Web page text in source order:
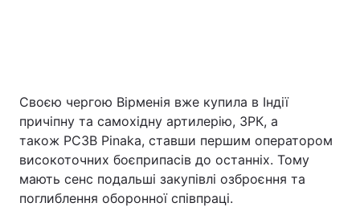
Своєю чергою Вірменія вже купила в Індії
причіпну та самохідну артилерію, ЗРК, а
також РСЗВ Pinaka, ставши першим оператором
високоточних боєприпасів до останніх. Тому
мають сенс подальші закупівлі озброєння та
поглиблення оборонної співпраці.